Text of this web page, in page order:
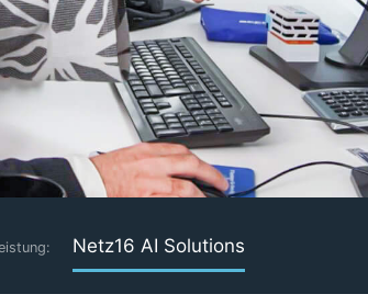
Netz16 AI Solutions